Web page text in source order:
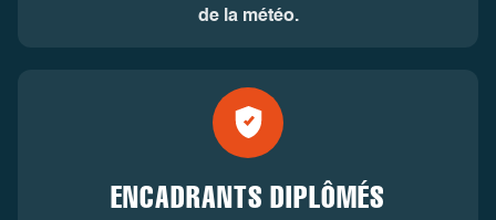
de la météo.
ENCADRANTS DIPLÔMÉS